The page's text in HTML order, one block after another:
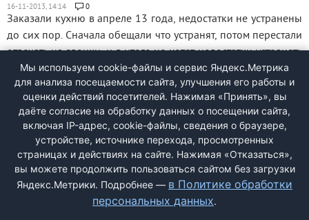
0
Заказали кухню в апреле 13 года, недостатки не устранены
до сих пор. Сначала обещали что устранят, потом перестали
отвечать на звонки, и в итоге не хотят недостатки устранять
ни деньги возвращать, готовим претензию и исковое
заявление в суд. Кухню выбрали не дешевую (в хрущевку на
5, 5м вышла около ...
ДОБАВИТЬ ЖАЛОБУ
КОНТАКТЫ
Мы используем cookie-файлы и сервис Яндекс.Метрика
для анализа посещаемости сайта, улучшения его работы и
оценки действий посетителей. Нажимая «Принять», вы
даёте согласие на обработку данных о посещении сайта,
включая IP-адрес, cookie-файлы, сведения о браузере,
устройстве, источнике перехода, просмотренных
страницах и действиях на сайте. Нажимая «Отказаться»,
вы можете продолжить пользоваться сайтом без загрузки
Яндекс.Метрики. Подробнее — в Политике обработки
персональных данных.